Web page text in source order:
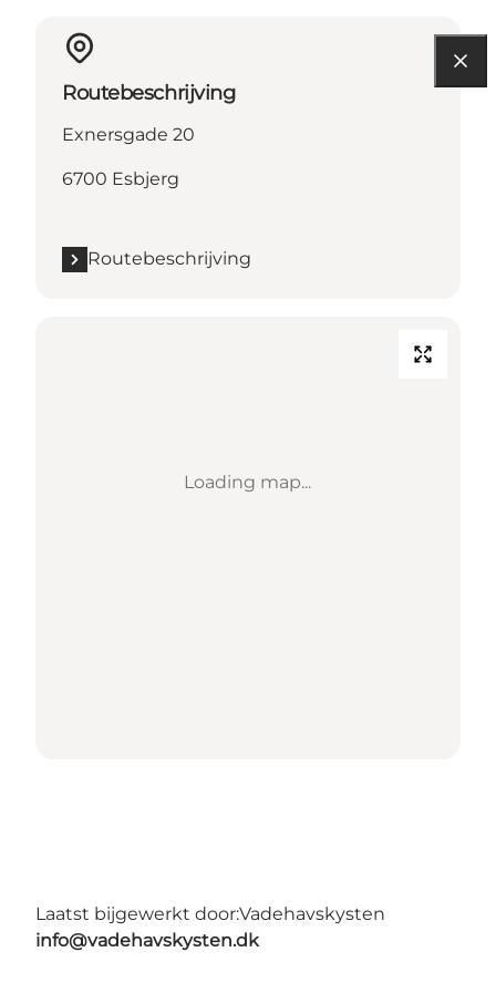
Routebeschrijving
Exnersgade 20
6700 Esbjerg
Routebeschrijving
Loading map...
Laatst bijgewerkt door:Vadehavskysten
info@vadehavskysten.dk